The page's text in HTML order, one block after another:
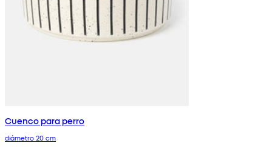
Cuenco para perro
diámetro 20 cm